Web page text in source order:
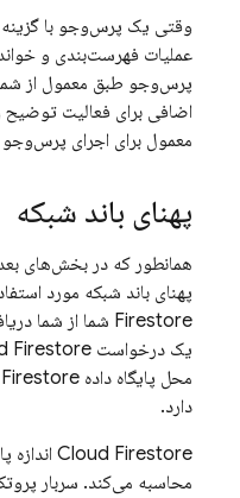
وقتی یک پرس‌وجو با
عملیات فهرست‌بندی و
پرس‌وجو طبق معمول از
اضافی برای فعالیت
معمول برای اجرای
پهنای باند شبکه
همانطور که در بخش‌های
پهنای باند شبکه مورد
Firestore شما از شما
یک درخواست Firestore
محل پایگاه داده
دارد.
Cloud Firestore